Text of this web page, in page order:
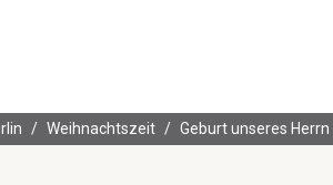
Weihnachtszeit Geburt unseres Herrn